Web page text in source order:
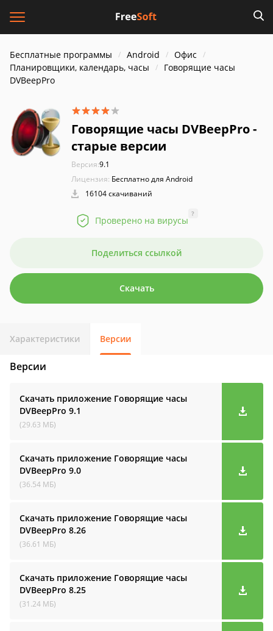
Бесплатные программы Android
Офис
Планировщики, календарь, часы
Говорящие часы
DVBeepPro
Говорящие часы DVBeepPro -
старые версии
Версия:9.1
Лицензия: Бесплатно для Android
16104 скачиваний
Проверено на вирусы
?
Поделиться ссылкой
Скачать
Характеристики Версии
Версии
Скачать приложение Говорящие часы
DVBeepPro 9.1
(29.63 МБ)
Скачать приложение Говорящие часы
DVBeepPro 9.0
(36.54 МБ)
Скачать приложение Говорящие часы
DVBeepPro 8.26
(36.61 МБ)
Скачать приложение Говорящие часы
DVBeepPro 8.25
(31.24 МБ)